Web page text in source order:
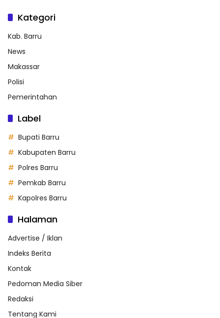
Kategori
Kab. Barru
News
Makassar
Polisi
Pemerintahan
Label
Bupati Barru
Kabupaten Barru
Polres Barru
Pemkab Barru
Kapolres Barru
Halaman
Advertise / Iklan
Indeks Berita
Kontak
Pedoman Media Siber
Redaksi
Tentang Kami